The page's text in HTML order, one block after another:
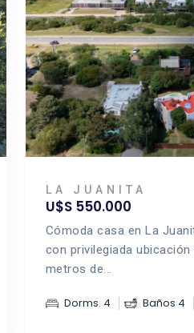
LA JUANITA
U$S 550.000
Cómoda casa en La
con privilegiada
metros de...
Dorms. 4 Baños 4